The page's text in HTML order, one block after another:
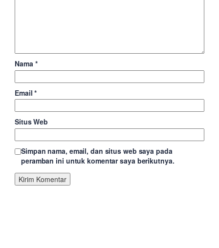
Nama *
Email*
Situs Web
Simpan nama, email, dan situs web saya pada
peramban ini untuk komentar saya berikutnya.